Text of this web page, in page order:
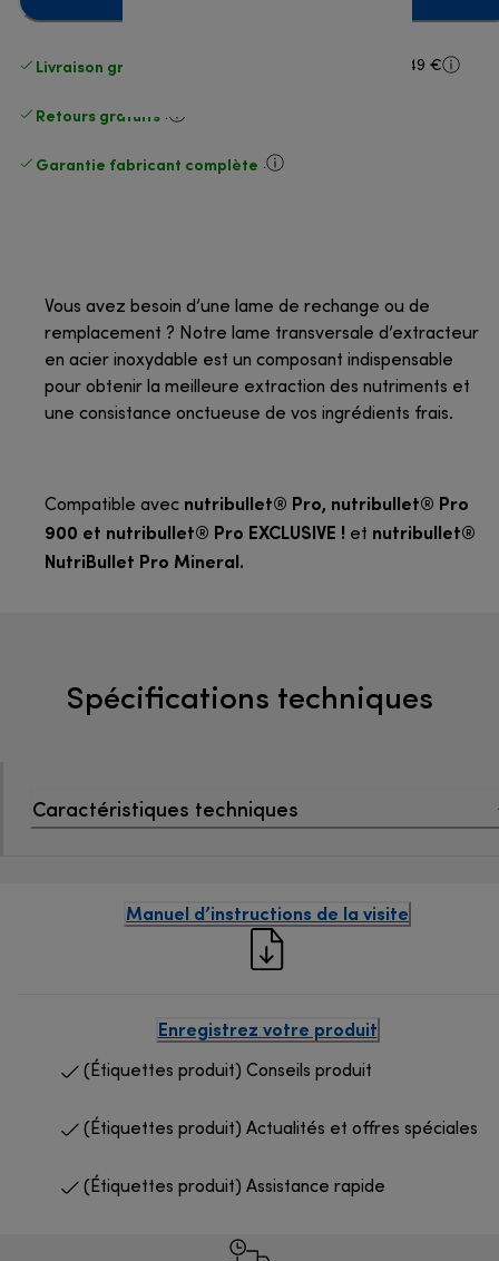
Livraison gratuite standard standard à partir de 49 €
Retours gratuits .
Garantie fabricant complète .
Vous avez besoin d’une lame de rechange ou de
remplacement ? Notre lame transversale d’extracteur
en acier inoxydable est un composant indispensable
pour obtenir la meilleure extraction des nutriments et
une consistance onctueuse de vos ingrédients frais.
Compatible avec nutribullet® Pro, nutribullet® Pro
900 et nutribullet® Pro EXCLUSIVE ! et nutribullet®
NutriBullet Pro Mineral.
Spécifications techniques
Caractéristiques techniques
Manuel d’instructions de la visite
Enregistrez votre produit
(Étiquettes produit) Conseils produit
(Étiquettes produit) Actualités et offres spéciales
(Étiquettes produit) Assistance rapide